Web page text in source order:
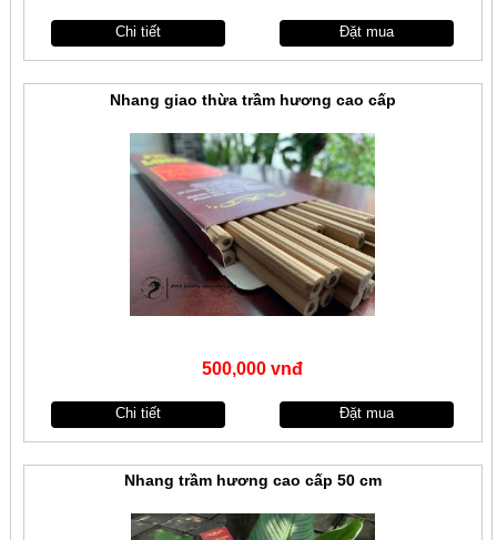
Chi tiết Đặt mua
Nhang giao thừa trầm hương cao cấp
500,000 vnđ
Chi tiết Đặt mua
Nhang trầm hương cao cấp 50 cm